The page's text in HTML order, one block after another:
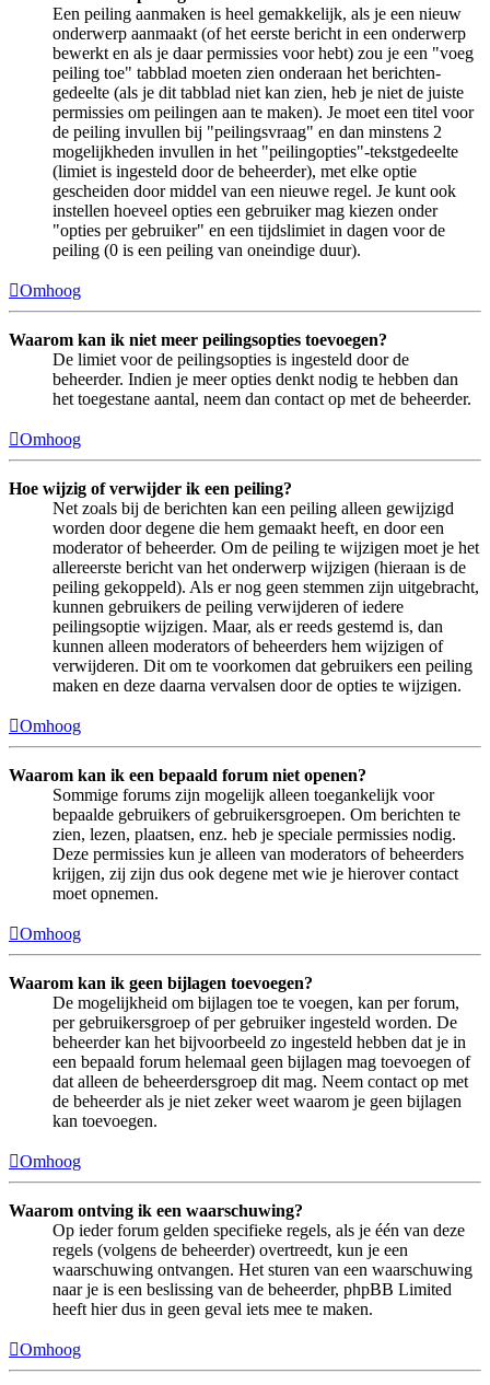
Een peiling aanmaken is heel gemakkelijk, als je een nieuw
onderwerp aanmaakt (of het eerste bericht in een onderwerp
bewerkt en als je daar permissies voor hebt) zou je een "voeg
peiling toe" tabblad moeten zien onderaan het berichten-
gedeelte (als je dit tabblad niet kan zien, heb je niet de juiste
permissies om peilingen aan te maken). Je moet een titel voor
de peiling invullen bij "peilingsvraag" en dan minstens 2
mogelijkheden invullen in het "peilingopties"-tekstgedeelte
(limiet is ingesteld door de beheerder), met elke optie
gescheiden door middel van een nieuwe regel. Je kunt ook
instellen hoeveel opties een gebruiker mag kiezen onder
"opties per gebruiker" en een tijdslimiet in dagen voor de
peiling (0 is een peiling van oneindige duur).
Omhoog
Waarom kan ik niet meer peilingsopties toevoegen?
De limiet voor de peilingsopties is ingesteld door de
beheerder. Indien je meer opties denkt nodig te hebben dan
het toegestane aantal, neem dan contact op met de beheerder.
Omhoog
Hoe wijzig of verwijder ik een peiling?
Net zoals bij de berichten kan een peiling alleen gewijzigd
worden door degene die hem gemaakt heeft, en door een
moderator of beheerder. Om de peiling te wijzigen moet je het
allereerste bericht van het onderwerp wijzigen (hieraan is de
peiling gekoppeld). Als er nog geen stemmen zijn uitgebracht,
kunnen gebruikers de peiling verwijderen of iedere
peilingsoptie wijzigen. Maar, als er reeds gestemd is, dan
kunnen alleen moderators of beheerders hem wijzigen of
verwijderen. Dit om te voorkomen dat gebruikers een peiling
maken en deze daarna vervalsen door de opties te wijzigen.
Omhoog
Waarom kan ik een bepaald forum niet openen?
Sommige forums zijn mogelijk alleen toegankelijk voor
bepaalde gebruikers of gebruikersgroepen. Om berichten te
zien, lezen, plaatsen, enz. heb je speciale permissies nodig.
Deze permissies kun je alleen van moderators of beheerders
krijgen, zij zijn dus ook degene met wie je hierover contact
moet opnemen.
Omhoog
Waarom kan ik geen bijlagen toevoegen?
De mogelijkheid om bijlagen toe te voegen, kan per forum,
per gebruikersgroep of per gebruiker ingesteld worden. De
beheerder kan het bijvoorbeeld zo ingesteld hebben dat je in
een bepaald forum helemaal geen bijlagen mag toevoegen of
dat alleen de beheerdersgroep dit mag. Neem contact op met
de beheerder als je niet zeker weet waarom je geen bijlagen
kan toevoegen.
Omhoog
Waarom ontving ik een waarschuwing?
Op ieder forum gelden specifieke regels, als je één van deze
regels (volgens de beheerder) overtreedt, kun je een
waarschuwing ontvangen. Het sturen van een waarschuwing
naar je is een beslissing van de beheerder, phpBB Limited
heeft hier dus in geen geval iets mee te maken.
Omhoog